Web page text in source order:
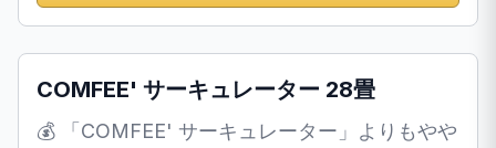
COMFEE' サーキュレーター 28畳
💰 「COMFEE' サーキュレーター」よりもやや